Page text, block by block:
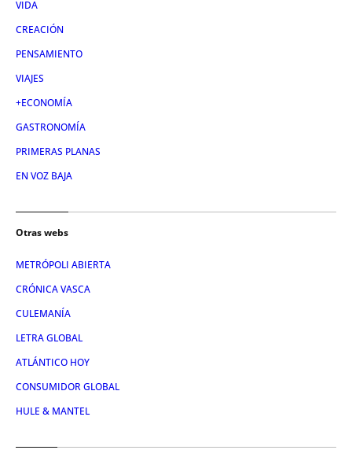
VIDA
CREACIÓN
PENSAMIENTO
VIAJES
+ECONOMÍA
GASTRONOMÍA
PRIMERAS PLANAS
EN VOZ BAJA
Otras webs
METRÓPOLI ABIERTA
CRÓNICA VASCA
CULEMANÍA
LETRA GLOBAL
ATLÁNTICO HOY
CONSUMIDOR GLOBAL
HULE & MANTEL